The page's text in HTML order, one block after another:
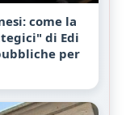
come la
di Edi
per